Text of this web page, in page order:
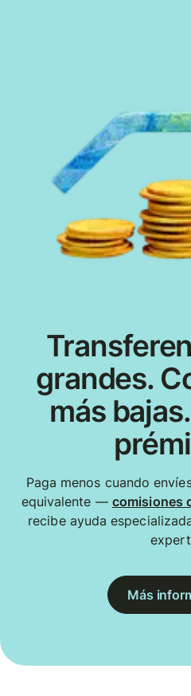
grandes.
más
Paga menos cuando
equivalente — comisiones
recibe ayuda
Más